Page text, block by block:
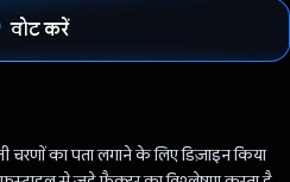
वोट करें
का पता लगाने के लिए डिज़ाइन किया